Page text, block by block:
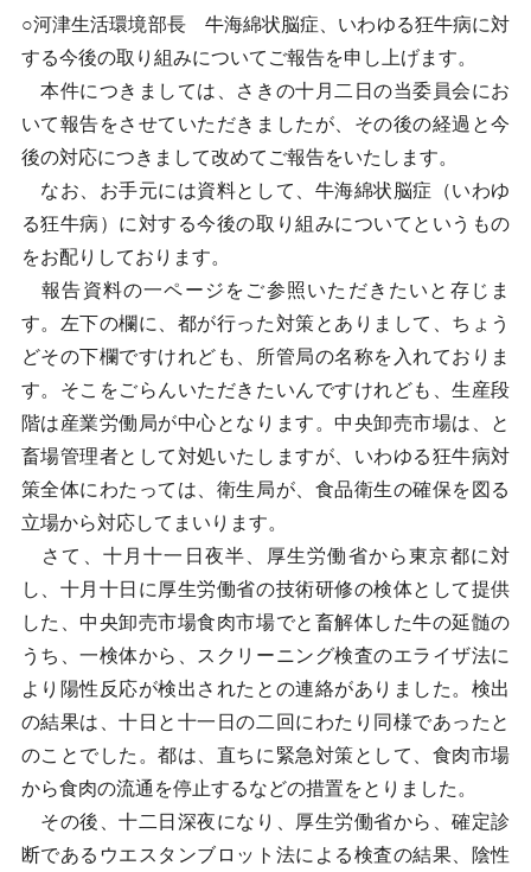
○河津生活環境部長 牛海綿状脳症、いわゆる狂牛病に対
する今後の取り組みについてご報告を申し上げます。
本件につきましては、さきの十月二日の当委員会にお
いて報告をさせていただきましたが、その後の経過と今
後の対応につきまして改めてご報告をいたします。
なお、お手元には資料として、牛海綿状脳症（いわゆ
る狂牛病）に対する今後の取り組みについてというもの
をお配りしております。
報告資料の一ページをご参照いただきたいと存じま
す。左下の欄に、都が行った対策とありまして、ちょう
どその下欄ですけれども、所管局の名称を入れておりま
す。そこをごらんいただきたいんですけれども、生産段
階は産業労働局が中心となります。中央卸売市場は、と
畜場管理者として対処いたしますが、いわゆる狂牛病対
策全体にわたっては、衛生局が、食品衛生の確保を図る
立場から対応してまいります。
さて、十月十一日夜半、厚生労働省から東京都に対
し、十月十日に厚生労働省の技術研修の検体として提供
した、中央卸売市場食肉市場でと畜解体した牛の延髄の
うち、一検体から、スクリーニング検査のエライザ法に
より陽性反応が検出されたとの連絡がありました。検出
の結果は、十日と十一日の二回にわたり同様であったと
のことでした。都は、直ちに緊急対策として、食肉市場
から食肉の流通を停止するなどの措置をとりました。
その後、十二日深夜になり、厚生労働省から、確定診
断であるウエスタンブロット法による検査の結果、陰性